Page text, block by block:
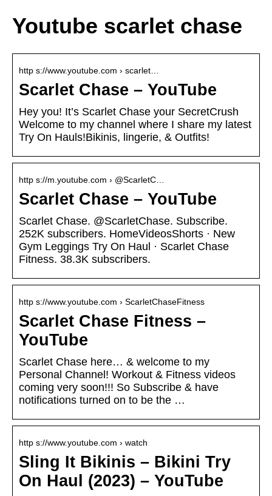
Youtube scarlet chase
http s://www.youtube.com › scarlet…
Scarlet Chase – YouTube
Hey you! It’s Scarlet Chase your SecretCrush
Welcome to my channel where I share my latest
Try On Hauls!Bikinis, lingerie, & Outfits!
http s://m.youtube.com › @ScarletC…
Scarlet Chase – YouTube
Scarlet Chase. @ScarletChase. Subscribe.
252K subscribers. HomeVideosShorts · New
Gym Leggings Try On Haul · Scarlet Chase
Fitness. 38.3K subscribers.
http s://www.youtube.com › ScarletChaseFitness
Scarlet Chase Fitness –
YouTube
Scarlet Chase here… & welcome to my
Personal Channel! Workout & Fitness videos
coming very soon!!! So Subscribe & have
notifications turned on to be the …
http s://www.youtube.com › watch
Sling It Bikinis – Bikini Try
On Haul (2023) – YouTube